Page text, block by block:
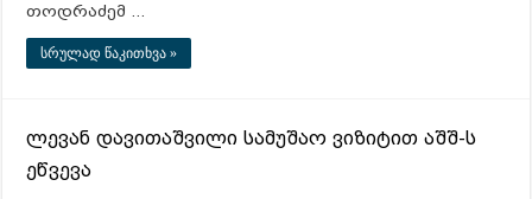
თოდრაძემ …
სრულად წაკითხვა »
ლევან დავითაშვილი სამუშაო ვიზიტით აშშ-ს
ეწვევა